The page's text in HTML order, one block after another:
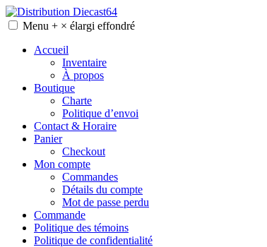
Skip
to
Distribution Diecast64
Une passion, un mode de vie.
Menu + × élargi effondré
Accueil
Inventaire
À propos
Boutique
Charte
Politique d’envoi
Contact & Horaire
Panier
Checkout
Mon compte
Commandes
Détails du compte
Mot de passe perdu
Commande
Politique des témoins
Politique de confidentialité